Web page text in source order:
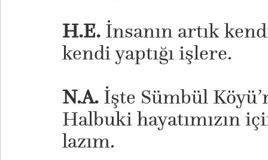
H.E.İnsanın artık
kendi yaptığı işlere.
N.A.İşte Sümbül
Halbuki hayatımızın
lazım.